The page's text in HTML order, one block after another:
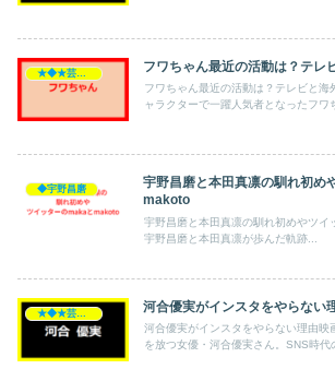
フワちゃん最近の活動は？テレ
フワちゃん最近の活動は？テレビと海
ャラクターで一躍人気者となったフワ
◆宇野昌磨
宇野昌磨と本田真凛の馴れ初め
makoto
宇野昌磨と本田真凛の馴れ初めやツイ
宇野昌磨と本田真凛が歩んだ軌跡...
河合優実がインスタをやらない
河合優実がインスタをやらない理由映
を放つ女優・河合優実さん。SNS時代